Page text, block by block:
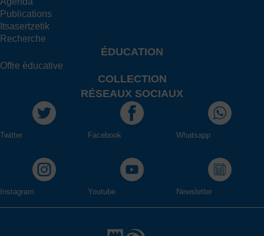
Publications
Itsasertzetik
Recherche
ÉDUCATION
Offre éducative
COLLECTION
RÉSEAUX SOCIAUX
Twitter Facebook Whatsapp
Instagram Youtube Newsletter